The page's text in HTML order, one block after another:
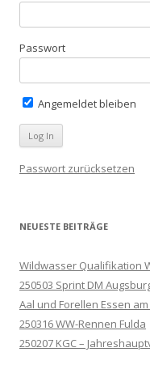
Passwort
Angemeldet bleiben
Passwort zurücksetzen
NEUESTE BEITRÄGE
Wildwasser Qualifikation
250503 Sprint DM
Aal und Forellen Essen
250316 WW-Rennen Fulda
250207 KGC –